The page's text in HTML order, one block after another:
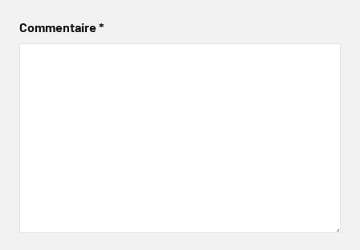
Commentaire*